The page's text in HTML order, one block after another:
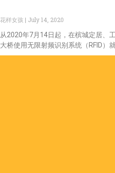
花样女孩
July 14, 2020
从2020年7月14日起，在槟城定居、
大桥使用无限射频识别系统（RFID）